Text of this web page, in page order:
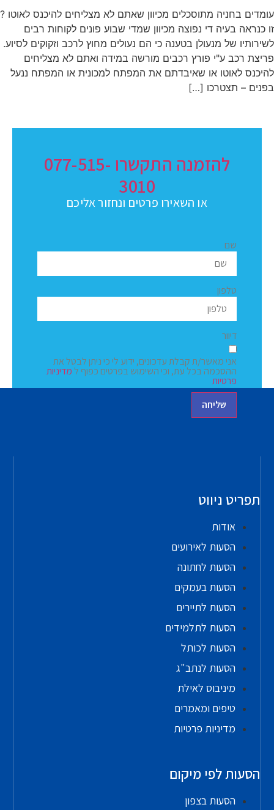
עומדים בחניה מתוסכלים מכיוון שאתם לא מצליחים להיכנס לאוטו ?
זו כנראה בעיה די נפוצה מכיוון שמדי שבוע פונים לקוחות רבים
לשירותיו של מנעולן בטענה כי הם נעולים מחוץ לרכב וזקוקים לסיוע.
פריצת רכב ע"י פורץ רכבים מורשה במידה ואתם לא מצליחים
להיכנס לאוטו או שאיבדתם את המפתח למכונית או המפתח ננעל
בפנים – תצטרכו […]
להזמנה התקשרו 077-515-
3010
או השאירו פרטים ונחזור אליכם
שם
טלפון
דיוור
אני מאשר/ת קבלת עדכונים, ידוע לי כי ניתן לבטל את
ההסכמה בכל עת, וכי השימוש בפרטים כפוף למדיניות
פרטיות
שליחה
תפריט ניווט
אודות
הסעות לאירועים
הסעות לחתונה
הסעות בעמקים
הסעות לתיירים
הסעות לתלמידים
הסעות לכותל
הסעות לנתב"ג
מיניבוס לאילת
טיפים ומאמרים
מדיניות פרטיות
הסעות לפי מיקום
הסעות בצפון